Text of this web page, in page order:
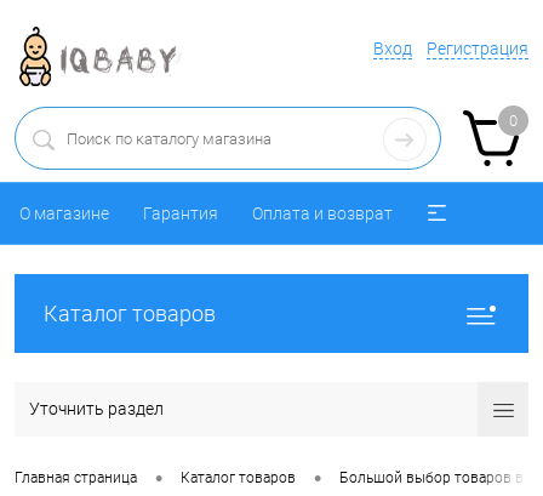
Вход Регистрация
0
О магазине Гарантия Оплата и возврат
Каталог товаров
Уточнить раздел
Главная страница • Каталог товаров • Большой выбор товаров в